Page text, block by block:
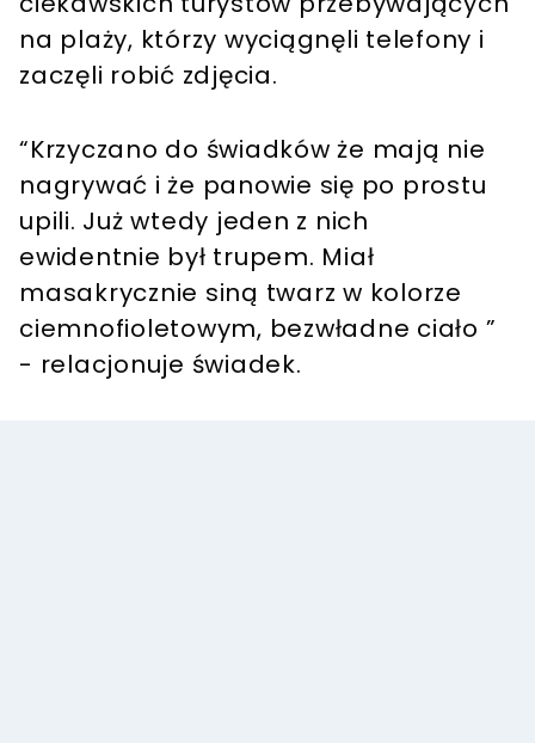
na plaży, którzy wyciągnęli telefony i
zaczęli robić zdjęcia.
“Krzyczano do świadków że mają nie
nagrywać i że panowie się po prostu
upili. Już wtedy jeden z nich
ewidentnie był trupem. Miał
masakrycznie siną twarz w kolorze
ciemnofioletowym, bezwładne ciało ”
- relacjonuje świadek.